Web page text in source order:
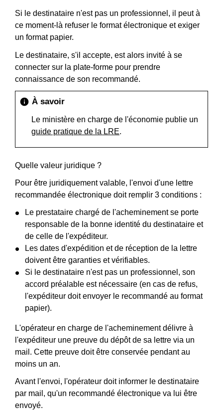
Si le destinataire n'est pas un professionnel, il peut à
ce moment-là refuser le format électronique et exiger
un format papier.
Le destinataire, s'il accepte, est alors invité à se
connecter sur la plate-forme pour prendre
connaissance de son recommandé.
info À savoir
Le ministère en charge de l'économie publie un
guide pratique de la LRE.
Quelle valeur juridique ?
Pour être juridiquement valable, l'envoi d'une lettre
recommandée électronique doit remplir 3 conditions :
Le prestataire chargé de l'acheminement se porte
responsable de la bonne identité du destinataire et
de celle de l'expéditeur.
Les dates d'expédition et de réception de la lettre
doivent être garanties et vérifiables.
Si le destinataire n'est pas un professionnel, son
accord préalable est nécessaire (en cas de refus,
l'expéditeur doit envoyer le recommandé au format
papier).
L'opérateur en charge de l'acheminement délivre à
l'expéditeur une preuve du dépôt de sa lettre via un
mail. Cette preuve doit être conservée pendant au
moins un an.
Avant l'envoi, l'opérateur doit informer le destinataire
par mail, qu'un recommandé électronique va lui être
envoyé.